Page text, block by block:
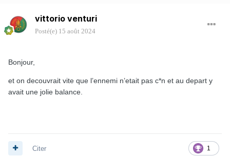
vittorio venturi
Posté(e) 15 août 2024
Bonjour,
et on decouvrait vite que l’ennemi n’etait pas c*n et au depart y
avait une jolie balance.
1
Citer